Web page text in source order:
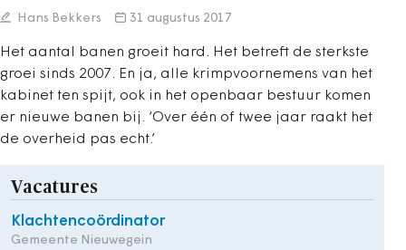
Hans Bekkers 31 augustus 2017
Het aantal banen groeit hard. Het betreft de sterkste
groei sinds 2007. En ja, alle krimpvoornemens van het
kabinet ten spijt, ook in het openbaar bestuur komen
er nieuwe banen bij. ‘Over één of twee jaar raakt het
de overheid pas echt.’
Vacatures
Klachtencoördinator
Gemeente Nieuwegein